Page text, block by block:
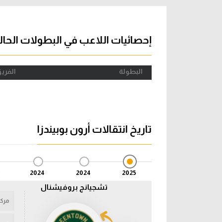
دوري إحصائيات اللاعب في البطولات
البطولة
تاريخ انتقالات أرون بوبيندزا
2025
2024
2024
تشجيانج بروفيشنال